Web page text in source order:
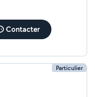
Contacter
Particulier